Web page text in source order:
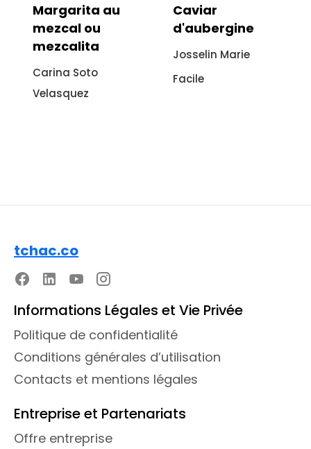
Margarita au
mezcal ou
mezcalita
Carina Soto
Velasquez
Caviar
d'aubergine
Josselin Marie
Facile
tchac.co
Informations Légales et Vie Privée
Politique de confidentialité
Conditions générales d’utilisation
Contacts et mentions légales
Entreprise et Partenariats
Offre entreprise